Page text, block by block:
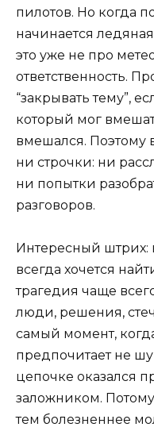
пилотов. Но когда
начинается
это уже не про
ответственность.
“закрывать тему”,
который мог
вмешался. Поэтому
ни строчки: ни
ни попытки
разговоров.
Интересный штрих:
всегда хочется
трагедия чаще
люди, решения,
самый момент,
предпочитает не
цепочке оказался
заложником.
тем болезненнее